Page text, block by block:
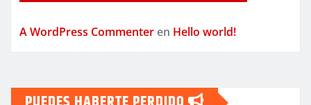
A WordPress Commenter en Hello world!